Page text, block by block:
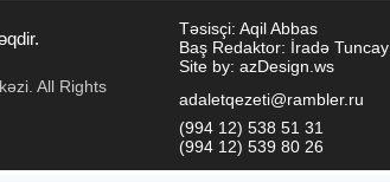
All Rights
Təsisçi: Aqil Abbas
Baş Redaktor: İradə Tuncay
Site by: azDesign.ws
adaletqezeti@rambler.ru
(994 12) 538 51 31
(994 12) 539 80 26